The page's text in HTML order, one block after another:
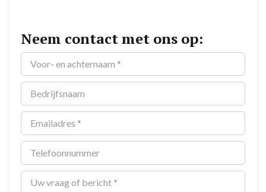
Neem contact met ons op: